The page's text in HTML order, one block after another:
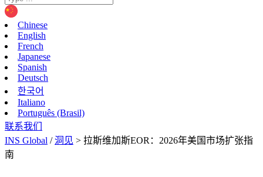
Chinese
English
French
Japanese
Spanish
Deutsch
한국어
Italiano
Português (Brasil)
联系我们
INS Global /洞见 > 拉斯维加斯EOR：2026年美国市场扩张指
南